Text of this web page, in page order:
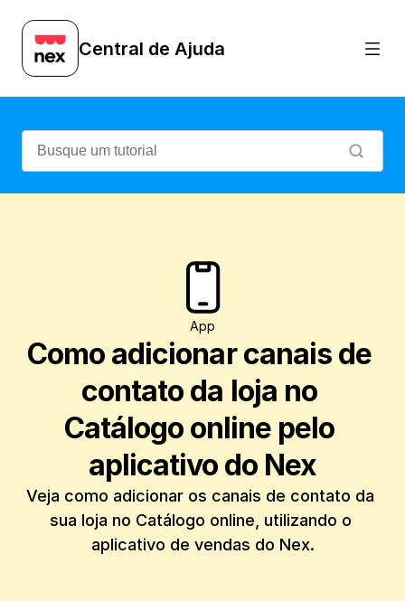
Central de Ajuda
App
Como adicionar canais de
contato da loja no
Catálogo online pelo
aplicativo do Nex
Veja como adicionar os canais de contato da
sua loja no Catálogo online, utilizando o
aplicativo de vendas do Nex.